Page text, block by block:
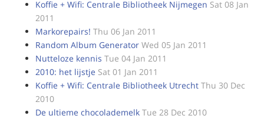
Koffie + Wifi: Centrale Bibliotheek Nijmegen Sat 08 Jan
2011
Markorepairs! Thu 06 Jan 2011
Random Album Generator Wed 05 Jan 2011
Nutteloze kennis Tue 04 Jan 2011
2010: het lijstje Sat 01 Jan 2011
Koffie + Wifi: Centrale Bibliotheek Utrecht Thu 30 Dec
2010
De ultieme chocolademelk Tue 28 Dec 2010